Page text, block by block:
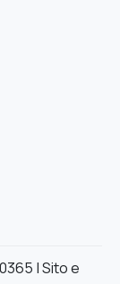
| Sito e